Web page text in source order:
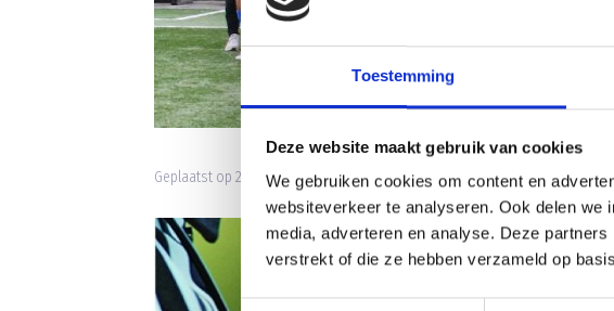
Toestemming
Deze website maakt gebruik van cookies
We gebruiken cookies om content en
websiteverkeer te analyseren. Ook delen
media, adverteren en analyse. Deze
verstrekt of die ze hebben verzameld op
Geplaatst op 25 september 2023 • 10:32 •Nieuws•Clubnieuws